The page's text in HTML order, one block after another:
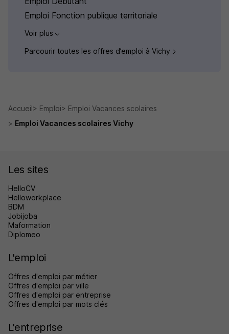
Emploi Fonction publique territoriale
Voir plus
Parcourir toutes les offres d’emploi à Vichy
Accueil Emploi
Emploi Vacances scolaires
Emploi Vacances scolaires Vichy
Les sites
HelloCV
Helloworkplace
BDM
Jobijoba
Maformation
Diplomeo
L'emploi
Offres d'emploi par métier
Offres d'emploi par ville
Offres d'emploi par entreprise
Offres d'emploi par mots clés
L'entreprise